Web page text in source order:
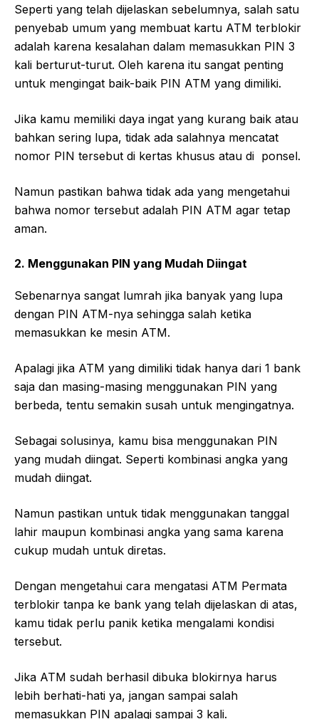
Seperti yang telah dijelaskan sebelumnya, salah satu
penyebab umum yang membuat kartu ATM terblokir
adalah karena kesalahan dalam memasukkan PIN 3
kali berturut-turut. Oleh karena itu sangat penting
untuk mengingat baik-baik PIN ATM yang dimiliki.
Jika kamu memiliki daya ingat yang kurang baik atau
bahkan sering lupa, tidak ada salahnya mencatat
nomor PIN tersebut di kertas khusus atau di ponsel.
Namun pastikan bahwa tidak ada yang mengetahui
bahwa nomor tersebut adalah PIN ATM agar tetap
aman.
2. Menggunakan PIN yang Mudah Diingat
Sebenarnya sangat lumrah jika banyak yang lupa
dengan PIN ATM-nya sehingga salah ketika
memasukkan ke mesin ATM.
Apalagi jika ATM yang dimiliki tidak hanya dari 1 bank
saja dan masing-masing menggunakan PIN yang
berbeda, tentu semakin susah untuk mengingatnya.
Sebagai solusinya, kamu bisa menggunakan PIN
yang mudah diingat. Seperti kombinasi angka yang
mudah diingat.
Namun pastikan untuk tidak menggunakan tanggal
lahir maupun kombinasi angka yang sama karena
cukup mudah untuk diretas.
Dengan mengetahui cara mengatasi ATM Permata
terblokir tanpa ke bank yang telah dijelaskan di atas,
kamu tidak perlu panik ketika mengalami kondisi
tersebut.
Jika ATM sudah berhasil dibuka blokirnya harus
lebih berhati-hati ya, jangan sampai salah
memasukkan PIN apalagi sampai 3 kali.